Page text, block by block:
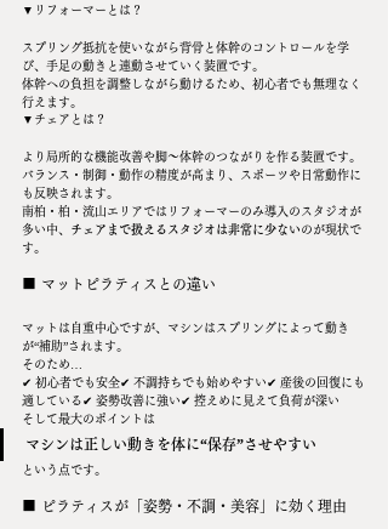
▼リフォーマーとは？
スプリング抵抗を使いながら背骨と体幹のコントロールを学
び、手足の動きと連動させていく装置です。
体幹への負担を調整しながら動けるため、初心者でも無理なく
行えます。
▼チェアとは？
より局所的な機能改善や脚〜体幹のつながりを作る装置です。
バランス・制御・動作の精度が高まり、スポーツや日常動作に
も反映されます。
南柏・柏・流山エリアではリフォーマーのみ導入のスタジオが
多い中、 チェアまで扱えるスタジオは非常に少ない のが現状で
す。
■ マットピラティスとの違い
マットは自重中心ですが、マシンはスプリングによって動き
が“補助”されます。
そのため…
✔ 初心者でも安全✔ 不調持ちでも始めやすい✔ 産後の回復にも
適している✔ 姿勢改善に強い✔ 控えめに見えて負荷が深い
そして最大のポイントは
マシンは正しい動きを体に“保存”させやすい
という点です。
■ ピラティスが「姿勢・不調・美容」に効く理由